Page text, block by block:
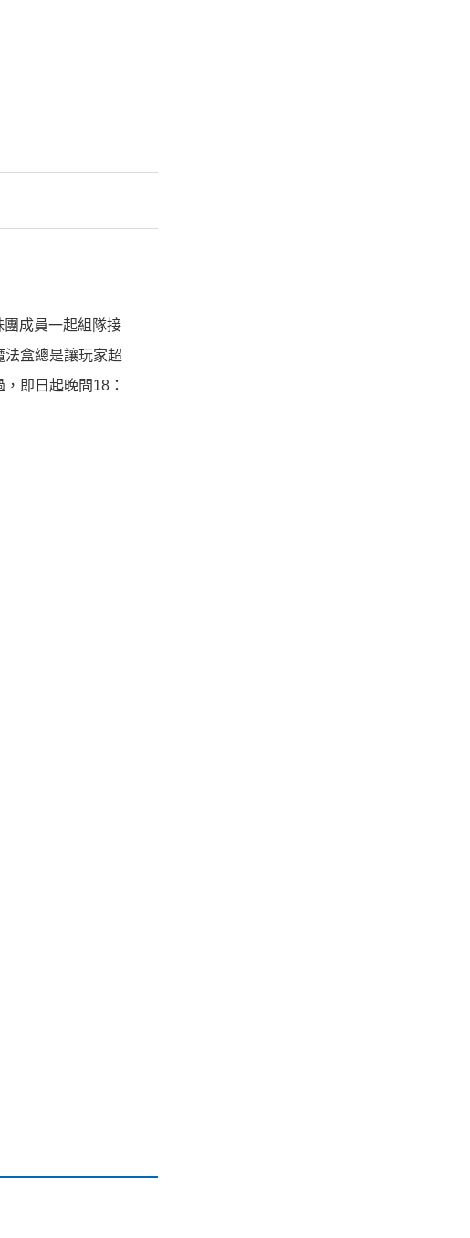
成員一起組隊接
盒總是讓玩家超
即日起晚間18：